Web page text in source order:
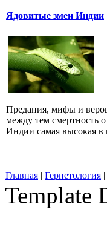
Ядовитые змеи Индии
Предания, мифы и
между тем смертность
Индии самая высокая
Главная Герпетология
Template